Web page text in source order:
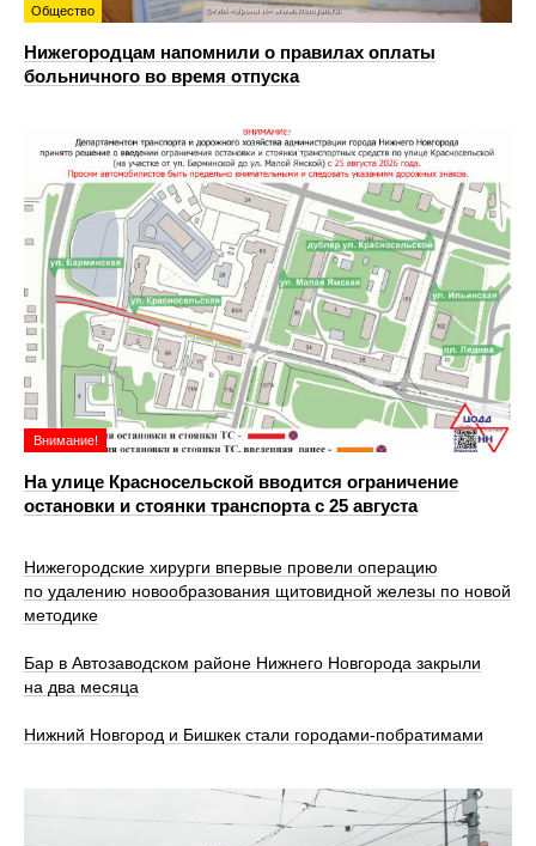
Общество
Нижегородцам напомнили о правилах оплаты
больничного во время отпуска
Внимание!
На улице Красносельской вводится ограничение
остановки и стоянки транспорта с 25 августа
Нижегородские хирурги впервые провели операцию
по удалению новообразования щитовидной железы по новой
методике
Бар в Автозаводском районе Нижнего Новгорода закрыли
на два месяца
Нижний Новгород и Бишкек стали городами-побратимами